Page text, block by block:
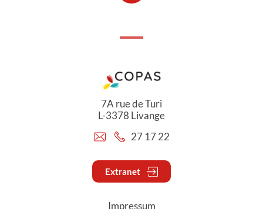
7A rue de Turi
L-3378 Livange
27 17 22
Extranet
Impressum